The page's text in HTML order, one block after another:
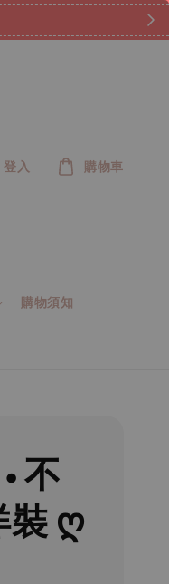
購物須知
登入 購物車
不
裝 ღ